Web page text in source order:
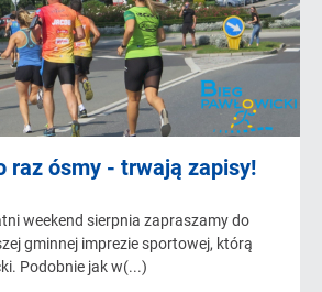
raz ósmy - trwają zapisy!
weekend sierpnia zapraszamy do
gminnej imprezie sportowej, którą
Podobnie jak w(...)